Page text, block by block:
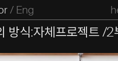
/ Eng
Space Practice
방식:자체프로젝트 /2